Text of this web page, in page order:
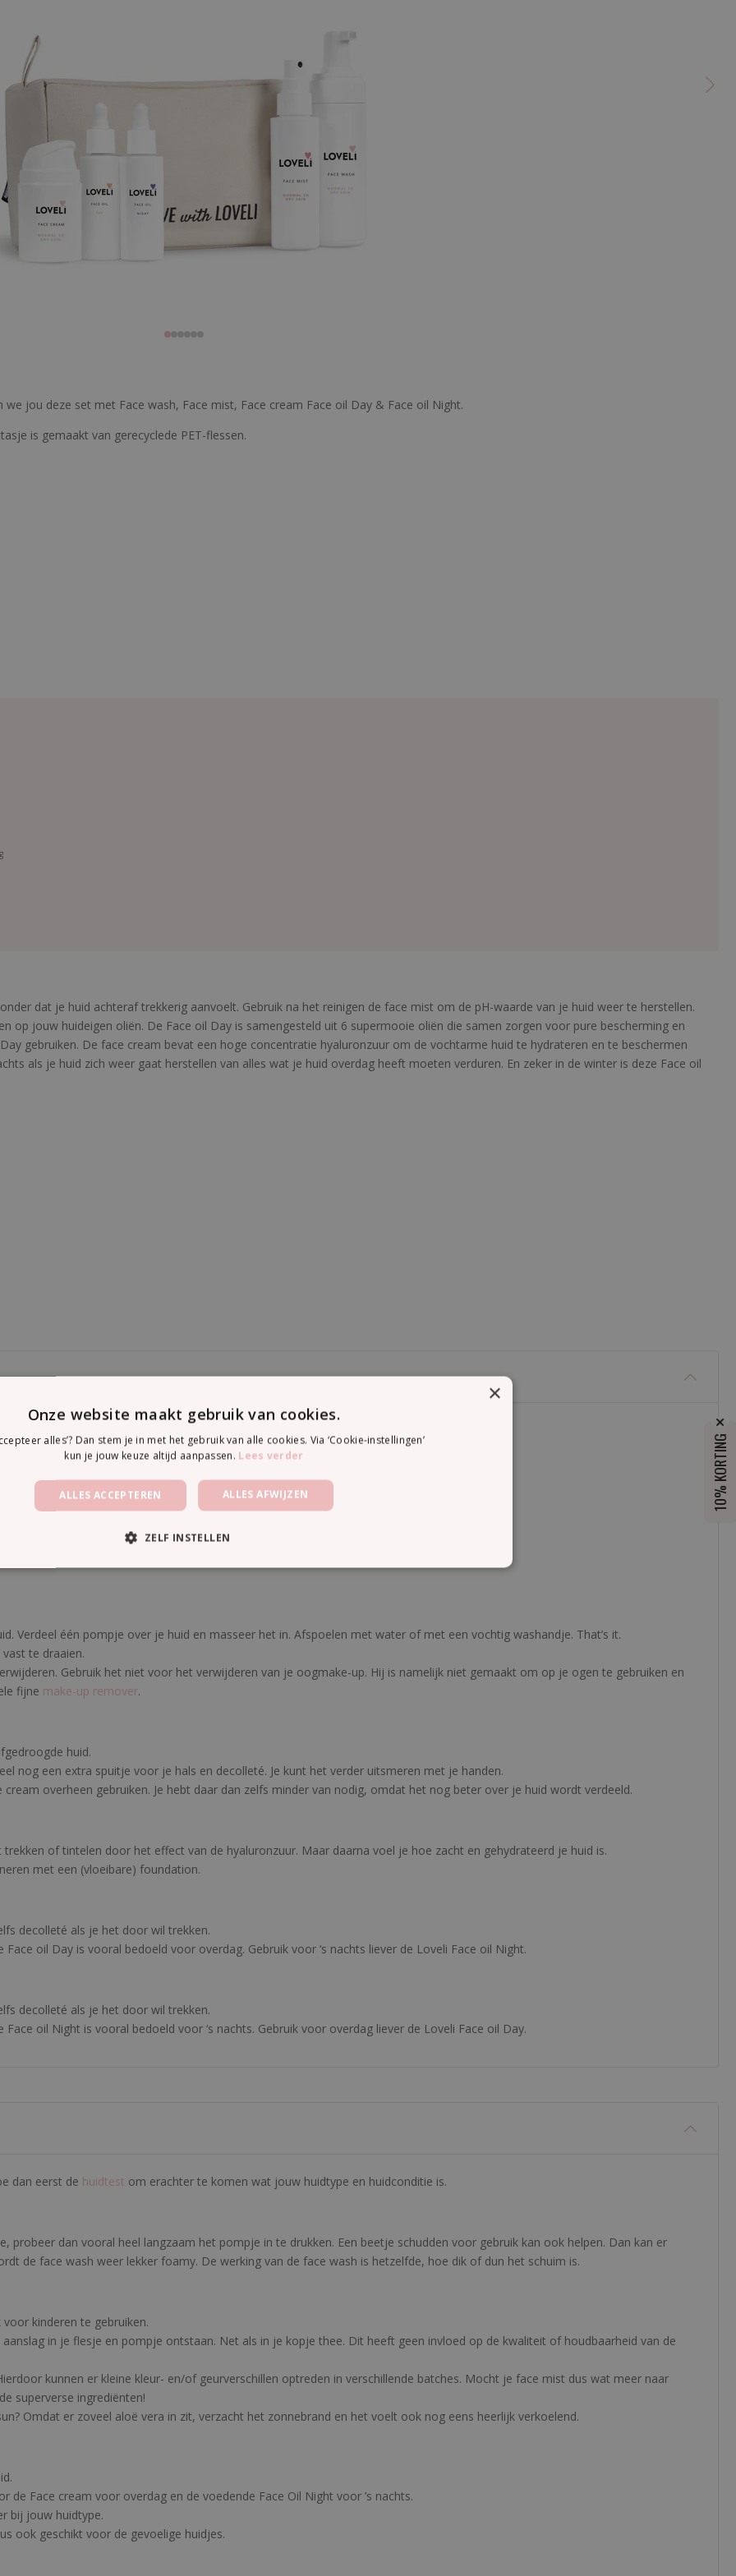
jou deze set met Face wash, Face mist, Face cream Face oil Day & Face oil Night.
is gemaakt van gerecyclede PET-flessen.
dat je huid achteraf trekkerig aanvoelt. Gebruik na het reinigen de face mist om de pH-waarde van je huid weer te herstellen.
op jouw huideigen oliën. De Face oil Day is samengesteld uit 6 supermooie oliën die samen zorgen voor pure bescherming en
gebruiken. De face cream bevat een hoge concentratie hyaluronzuur om de vochtarme huid te hydrateren en te beschermen
als je huid zich weer gaat herstellen van alles wat je huid overdag heeft moeten verduren. En zeker in de winter is deze Face oil
cream.
Verdeel één pompje over je huid en masseer het in. Afspoelen met water of met een vochtig washandje. That’s it.
te draaien.
Gebruik het niet voor het verwijderen van je oogmake-up. Hij is namelijk niet gemaakt om op je ogen te gebruiken en
fijne make-up remover.
huid.
nog een extra spuitje voor je hals en decolleté. Je kunt het verder uitsmeren met je handen.
overheen gebruiken. Je hebt daar dan zelfs minder van nodig, omdat het nog beter over je huid wordt verdeeld.
of tintelen door het effect van de hyaluronzuur. Maar daarna voel je hoe zacht en gehydrateerd je huid is.
met een (vloeibare) foundation.
decolleté als je het door wil trekken.
oil Day is vooral bedoeld voor overdag. Gebruik voor ‘s nachts liever de Loveli Face oil Night.
decolleté als je het door wil trekken.
oil Night is vooral bedoeld voor ‘s nachts. Gebruik voor overdag liever de Loveli Face oil Day.
dan eerst de huidtest om erachter te komen wat jouw huidtype en huidconditie is.
dan vooral heel langzaam het pompje in te drukken. Een beetje schudden voor gebruik kan ook helpen. Dan kan er
de face wash weer lekker foamy. De werking van de face wash is hetzelfde, hoe dik of dun het schuim is.
kinderen te gebruiken.
in je flesje en pompje ontstaan. Net als in je kopje thee. Dit heeft geen invloed op de kwaliteit of houdbaarheid van de
kunnen er kleine kleur- en/of geurverschillen optreden in verschillende batches. Mocht je face mist dus wat meer naar
superverse ingrediënten!
Omdat er zoveel aloë vera in zit, verzacht het zonnebrand en het voelt ook nog eens heerlijk verkoelend.
Face cream voor overdag en de voedende Face Oil Night voor ’s nachts.
bij jouw huidtype.
ook geschikt voor de gevoelige huidjes.
10% KORTING
×
Onze website maakt gebruik van cookies.
alles’? Dan stem je in met het gebruik van alle cookies. Via ‘Cookie-instellingen’
kun je jouw keuze altijd aanpassen. Lees verder
ALLES ACCEPTEREN ALLES AFWIJZEN
ZELF INSTELLEN